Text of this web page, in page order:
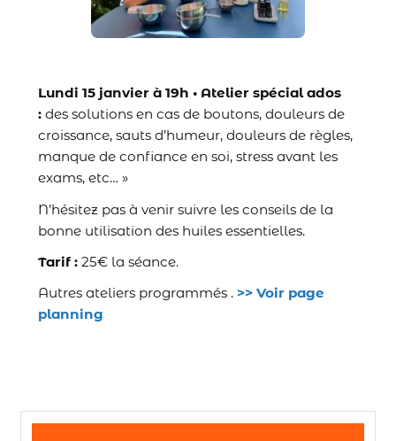
Lundi 15 janvier à 19h • Atelier spécial ados
:des solutions en cas de boutons, douleurs de
croissance, sauts d’humeur, douleurs de règles,
manque de confiance en soi, stress avant les
exams, etc… »
N’hésitez pas à venir suivre les conseils de la
bonne utilisation des huiles essentielles.
Tarif :25€ la séance.
Autres ateliers programmés .>> Voir page
planning